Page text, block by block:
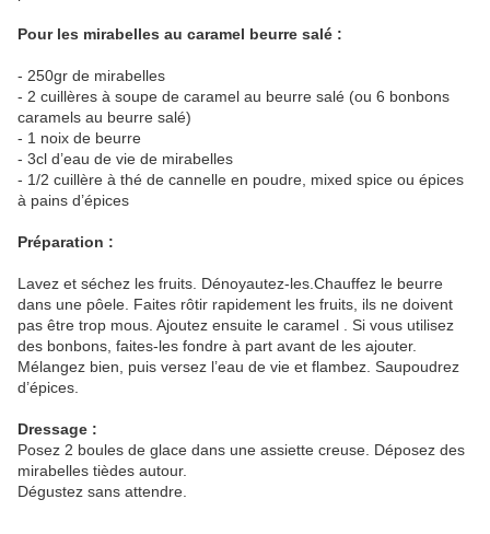
Pour les mirabelles au caramel beurre salé :
- 250gr de mirabelles
- 2 cuillères à soupe de caramel au beurre salé (ou 6 bonbons
caramels au beurre salé)
- 1 noix de beurre
- 3cl d’eau de vie de mirabelles
- 1/2 cuillère à thé de cannelle en poudre, mixed spice ou épices
à pains d’épices
Préparation :
Lavez et séchez les fruits. Dénoyautez-les.Chauffez le beurre
dans une pôele. Faites rôtir rapidement les fruits, ils ne doivent
pas être trop mous. Ajoutez ensuite le caramel . Si vous utilisez
des bonbons, faites-les fondre à part avant de les ajouter.
Mélangez bien, puis versez l’eau de vie et flambez. Saupoudrez
d’épices.
Dressage :
Posez 2 boules de glace dans une assiette creuse. Déposez des
mirabelles tièdes autour.
Dégustez sans attendre.